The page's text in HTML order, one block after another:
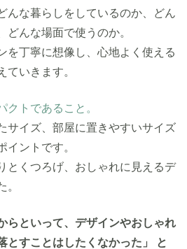
んな暮らしをしているのか、どん
どんな場面で使うのか。
を丁寧に想像し、心地よく使える
ていきます。
クトであること。
サイズ、部屋に置きやすいサイズ
イントです。
とくつろげ、おしゃれに見えるデ
。
らといって、デザインやおしゃれ
とすことはしたくなかった」 と